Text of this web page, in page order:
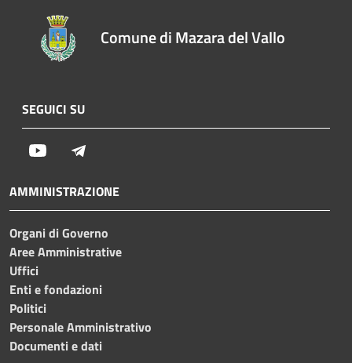
Comune di Mazara del Vallo
SEGUICI SU
Youtube
AMMINISTRAZIONE
Organi di Governo
Aree Amministrative
Uffici
Enti e fondazioni
Politici
Personale Amministrativo
Documenti e dati